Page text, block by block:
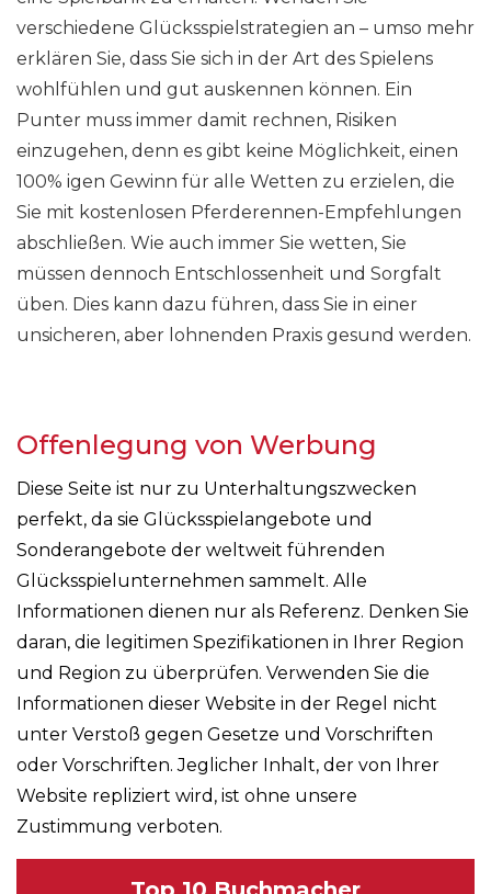
verschiedene Glücksspielstrategien an – umso mehr
erklären Sie, dass Sie sich in der Art des Spielens
wohlfühlen und gut auskennen können. Ein
Punter muss immer damit rechnen, Risiken
einzugehen, denn es gibt keine Möglichkeit, einen
100% igen Gewinn für alle Wetten zu erzielen, die
Sie mit kostenlosen Pferderennen-Empfehlungen
abschließen. Wie auch immer Sie wetten, Sie
müssen dennoch Entschlossenheit und Sorgfalt
üben. Dies kann dazu führen, dass Sie in einer
unsicheren, aber lohnenden Praxis gesund werden.
Offenlegung von Werbung
Diese Seite ist nur zu Unterhaltungszwecken
perfekt, da sie Glücksspielangebote und
Sonderangebote der weltweit führenden
Glücksspielunternehmen sammelt. Alle
Informationen dienen nur als Referenz. Denken Sie
daran, die legitimen Spezifikationen in Ihrer Region
und Region zu überprüfen. Verwenden Sie die
Informationen dieser Website in der Regel nicht
unter Verstoß gegen Gesetze und Vorschriften
oder Vorschriften. Jeglicher Inhalt, der von Ihrer
Website repliziert wird, ist ohne unsere
Zustimmung verboten.